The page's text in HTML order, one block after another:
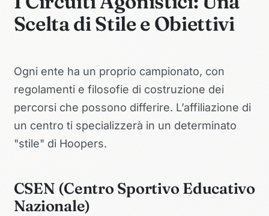
Scelta di Stile e Obiettivi
Ogni ente ha un proprio campionato, con
regolamenti e filosofie di costruzione dei
percorsi che possono differire. L’affiliazione di
un centro ti specializzerà in un determinato
"stile" di Hoopers.
CSEN (Centro Sportivo Educativo
Nazionale)